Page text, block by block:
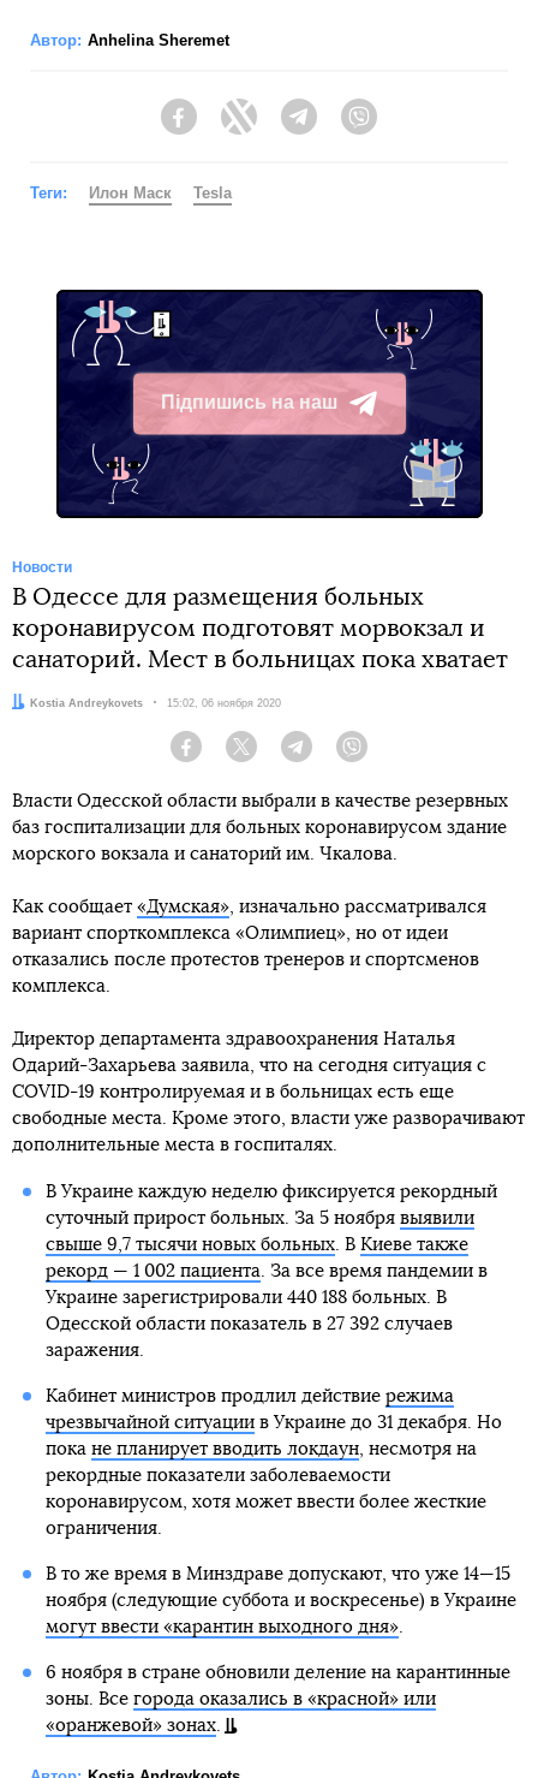
Автор: Anhelina Sheremet
FacebookTwitter Telegram
Теги: Илон Маск Tesla
Підпишись на наш
Telegram
Новости
В Одессе для размещения больных
коронавирусом подготовят морвокзал и
санаторий. Мест в больницах пока хватает
Автор:Kostia Andreykovets Дата:
15:02, 06 ноября 2020
Facebook Twitter Telegram
Власти Одесской области выбрали в качестве резервных
баз госпитализации для больных коронавирусом здание
морского вокзала и санаторий им. Чкалова.
Как сообщает «Думская» , изначально рассматривался
вариант спорткомплекса «Олимпиец», но от идеи
отказались после протестов тренеров и спортсменов
комплекса.
Директор департамента здравоохранения Наталья
Одарий-Захарьева заявила, что на сегодня ситуация с
COVID-19 контролируемая и в больницах есть еще
свободные места. Кроме этого, власти уже разворачивают
дополнительные места в госпиталях.
В Украине каждую неделю фиксируется рекордный
суточный прирост больных. За 5 ноября выявили
свыше 9,7 тысячи новых больных. В Киеве также
рекорд — 1 002 пациента . За все время пандемии в
Украине зарегистрировали 440 188 больных. В
Одесской области показатель в 27 392 случаев
заражения.
Кабинет министров продлил действие режима
чрезвычайной ситуациив Украине до 31 декабря. Но
пока не планирует вводить локдаун, несмотря на
рекордные показатели заболеваемости
коронавирусом, хотя может ввести более жесткие
ограничения.
В то же время в Минздраве допускают, что уже 14—15
ноября (следующие суббота и воскресенье) в Украине
могут ввести «карантин выходного дня».
6 ноября в стране обновили деление на карантинные
зоны. Все города оказались в «красной» или
«оранжевой» зонах.